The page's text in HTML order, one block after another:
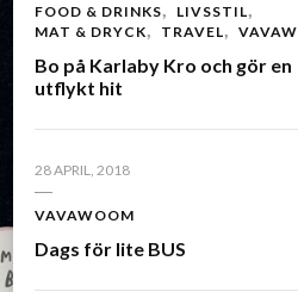
FOOD & DRINKS
LIVSSTIL
MAT & DRYCK
TRAVEL
Bo på Karlaby Kro och gör en
utflykt hit
28 APRIL, 2018
VAVAWOOM
Dags för lite BUS